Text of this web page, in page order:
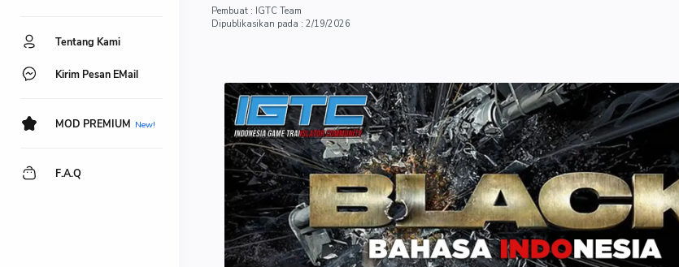
IGTC Team
2/19/2026
Tentang Kami
Kirim Pesan EMail
MOD PREMIUM
F.A.Q